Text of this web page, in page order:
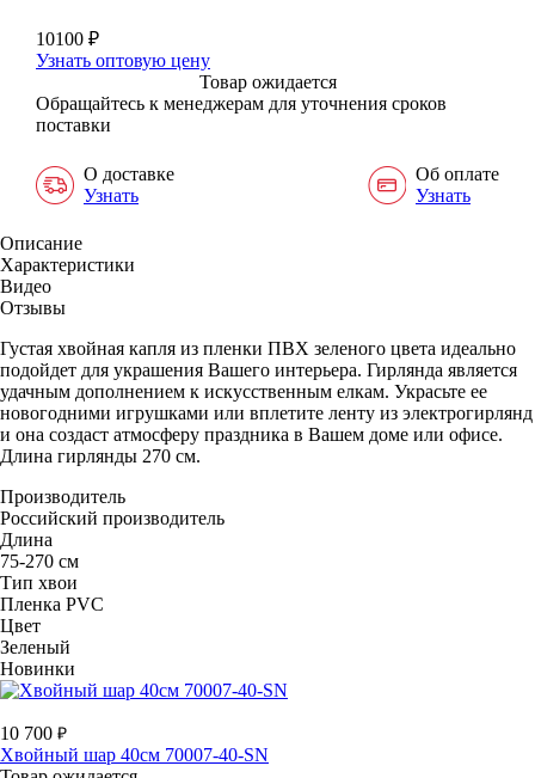
10100 ₽
Узнать оптовую цену
Товар ожидается
Обращайтесь к менеджерам для уточнения сроков
поставки
О доставке
Узнать
Об оплате
Узнать
Описание
Характеристики
Видео
Отзывы
Густая хвойная капля из пленки ПВХ зеленого цвета идеально
подойдет для украшения Вашего интерьера. Гирлянда является
удачным дополнением к искусственным елкам. Украсьте ее
новогодними игрушками или вплетите ленту из электрогирлянд
и она создаст атмосферу праздника в Вашем доме или офисе.
Длина гирлянды 270 см.
Производитель
Российский производитель
Длина
75-270 см
Тип хвои
Пленка PVC
Цвет
Зеленый
Новинки
10 700
Хвойный шар 40см 70007-40-SN